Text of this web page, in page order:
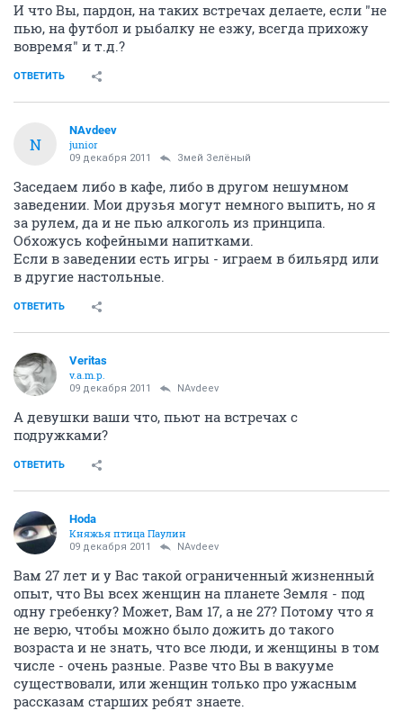
И что Вы, пардон, на таких встречах делаете, если "не
пью, на футбол и рыбалку не езжу, всегда прихожу
вовремя" и т.д.?
ОТВЕТИТЬ
N
NAvdeev
junior
09 декабря 2011 Змей Зелёный
Заседаем либо в кафе, либо в другом нешумном
заведении. Мои друзья могут немного выпить, но я
за рулем, да и не пью алкоголь из принципа.
Обхожусь кофейными напитками.
Если в заведении есть игры - играем в бильярд или
в другие настольные.
ОТВЕТИТЬ
Veritas
v.a.m.p.
09 декабря 2011 NAvdeev
А девушки ваши что, пьют на встречах с
подружками?
ОТВЕТИТЬ
Hoda
Княжья птица Паулин
09 декабря 2011 NAvdeev
Вам 27 лет и у Вас такой ограниченный жизненный
опыт, что Вы всех женщин на планете Земля - под
одну гребенку? Может, Вам 17, а не 27? Потому что я
не верю, чтобы можно было дожить до такого
возраста и не знать, что все люди, и женщины в том
числе - очень разные. Разве что Вы в вакууме
существовали, или женщин только про ужасным
рассказам старших ребят знаете.